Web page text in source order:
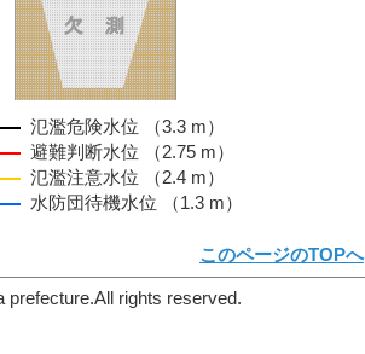
氾濫危険水位 （3.3 m）
避難判断水位 （2.75 m）
氾濫注意水位 （2.4 m）
水防団待機水位 （1.3 m）
このページのTOPへ
prefecture.All rights reserved.